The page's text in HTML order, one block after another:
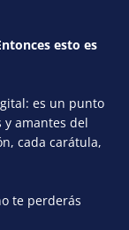
esto es
es un punto
amantes del
cada carátula,
te perderás